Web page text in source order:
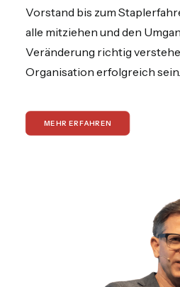
Vorstand bis zum
alle mitziehen und den
Veränderung richtig
Organisation erfolgreich sein.
MEHR ERFAHREN